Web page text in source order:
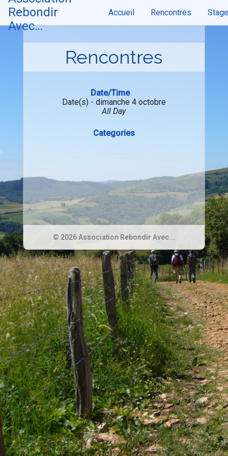
Skip
content
Rebondir
Avec…
Accueil Rencontres
Rencontres
Date/Time
Date(s) - dimanche 4 octobre
All Day
Categories
© 2026 Association Rebondir Avec...